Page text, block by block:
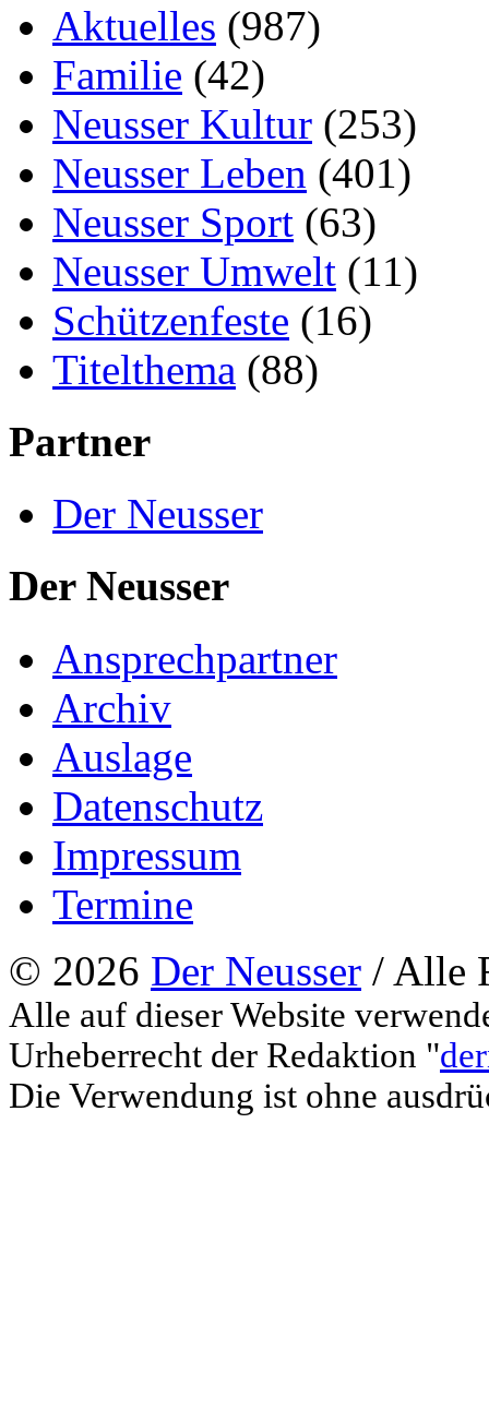
Aktuelles (987)
Familie (42)
Neusser Kultur (253)
Neusser Leben (401)
Neusser Sport (63)
Neusser Umwelt (11)
Schützenfeste (16)
Titelthema (88)
Partner
Der Neusser
Der Neusser
Ansprechpartner
Archiv
Auslage
Datenschutz
Impressum
Termine
© 2026 Der Neusser / Alle
Alle auf dieser Website
Urheberrecht der Redaktion "
Die Verwendung ist ohne